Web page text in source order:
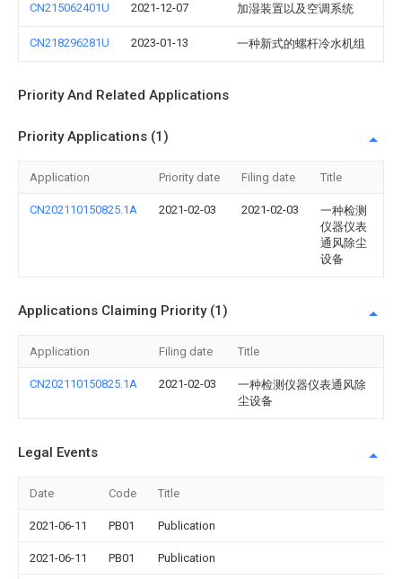
CN215062401U 2021-12-07 加湿装置以及空调系统
CN218296281U 2023-01-13 一种新式的螺杆冷水机组
Priority And Related Applications
Priority Applications (1)
Application Priority date Filing date Title
CN202110150825.1A 2021-02-03 2021-02-03
一种检测
仪器仪表
通风除尘
设备
Applications Claiming Priority (1)
Application Filing date Title
CN202110150825.1A 2021-02-03
一种检测仪器仪表通风除
尘设备
Legal Events
Date Code Title
2021-06-11 PB01 Publication
2021-06-11 PB01 Publication